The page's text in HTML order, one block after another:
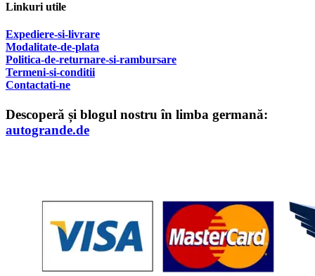
Linkuri utile
Expediere-si-livrare
Modalitate-de-plata
Politica-de-returnare-si-rambursare
Termeni-si-conditii
Contactati-ne
Descoperă și blogul nostru în limba germană:
autogrande.de